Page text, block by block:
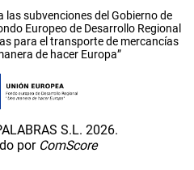
las subvenciones del Gobierno de
Europeo de Desarrollo Regional
para el transporte de mercancías
de hacer Europa”
S.L. 2026.
por ComScore